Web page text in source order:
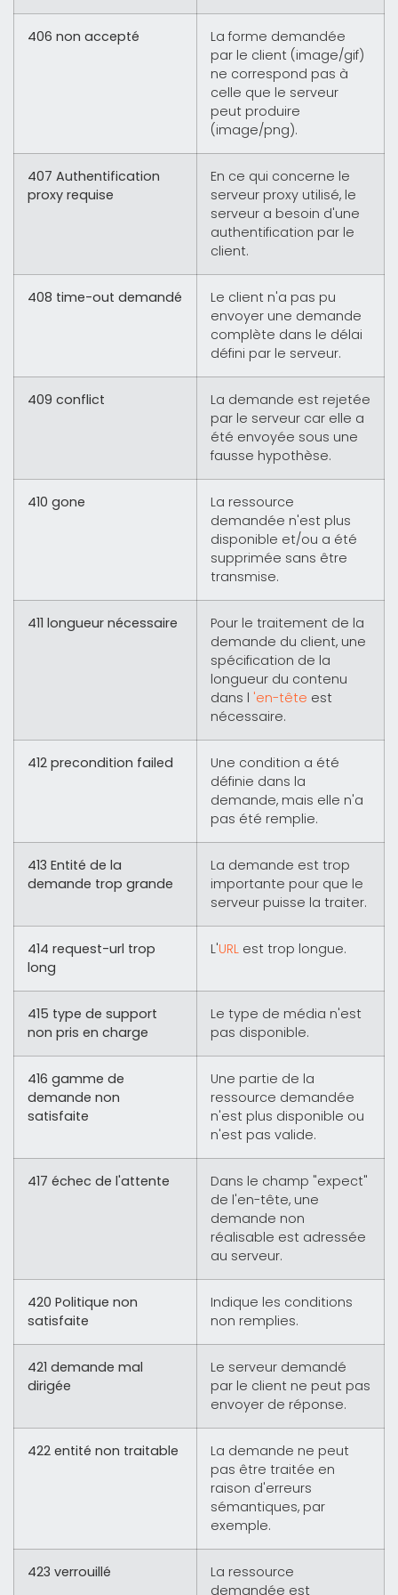
406 non accepté
La forme demandée
par le client (image/gif)
ne correspond pas à
celle que le serveur
peut produire
(image/png).
407 Authentification
proxy requise
En ce qui concerne le
serveur proxy utilisé, le
serveur a besoin d'une
authentification par le
client.
408 time-out demandé
Le client n'a pas pu
envoyer une demande
complète dans le délai
défini par le serveur.
409 conflict
La demande est rejetée
par le serveur car elle a
été envoyée sous une
fausse hypothèse.
410 gone
La ressource
demandée n'est plus
disponible et/ou a été
supprimée sans être
transmise.
411 longueur nécessaire
Pour le traitement de la
demande du client, une
spécification de la
longueur du contenu
dans l 'en-tête est
nécessaire.
412 precondition failed
Une condition a été
définie dans la
demande, mais elle n'a
pas été remplie.
413 Entité de la
demande trop grande
La demande est trop
importante pour que le
serveur puisse la traiter.
414 request-url trop
long
L'URL est trop longue.
415 type de support
non pris en charge
Le type de média n'est
pas disponible.
416 gamme de
demande non
satisfaite
Une partie de la
ressource demandée
n'est plus disponible ou
n'est pas valide.
417 échec de l'attente
Dans le champ "expect"
de l'en-tête, une
demande non
réalisable est adressée
au serveur.
420 Politique non
satisfaite
Indique les conditions
non remplies.
421 demande mal
dirigée
Le serveur demandé
par le client ne peut pas
envoyer de réponse.
422 entité non traitable
La demande ne peut
pas être traitée en
raison d'erreurs
sémantiques, par
exemple.
423 verrouillé
La ressource
demandée est